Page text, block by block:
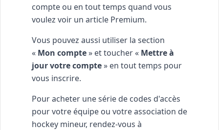
compte ou en tout temps quand vous
voulez voir un article Premium.
Vous pouvez aussi utiliser la section
« Mon compte» et toucher « Mettre à
jour votre compte» en tout temps pour
vous inscrire.
Pour acheter une série de codes d'accès
pour votre équipe ou votre association de
hockey mineur, rendez-vous à